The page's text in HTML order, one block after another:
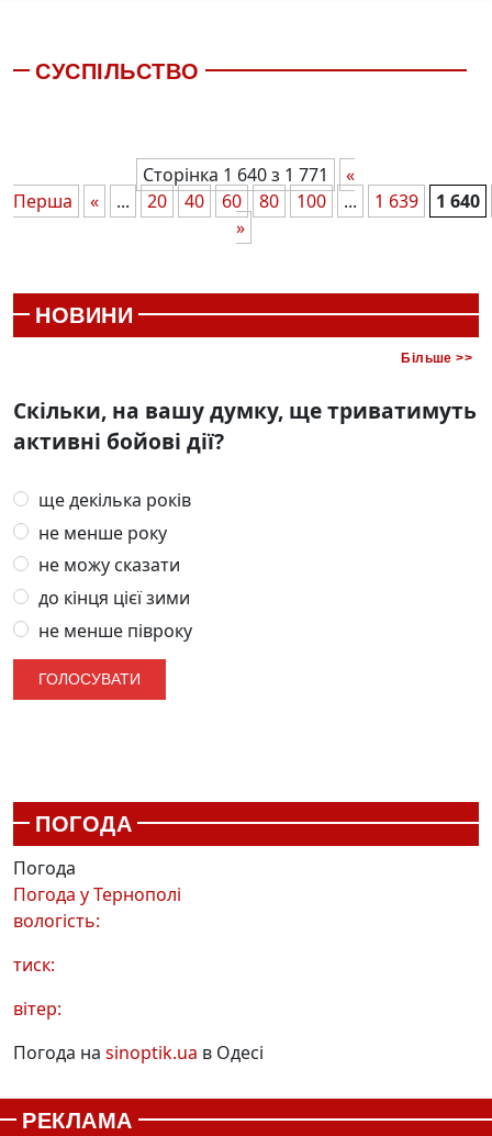
СУСПІЛЬСТВО
Сторінка 1 640 з 1 771
«
Перша
« ... 20 40 60 80 100 ... 1 639
1 640
»
НОВИНИ
Більше >>
Скільки, на вашу думку, ще триватимуть
активні бойові дії?
ще декілька років
не менше року
не можу сказати
до кінця цієї зими
не менше півроку
ПОГОДА
Погода
Погода уТернополі
вологість:
тиск:
вітер:
Погода на sinoptik.ua в Одесі
РЕКЛАМА